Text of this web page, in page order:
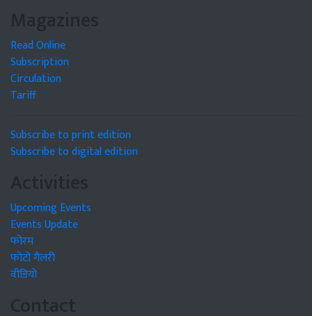
Magazines
Read Online
Subscription
Circulation
Tariff
Subscribe to print edition
Subscribe to digital edition
Activities
Upcoming Events
Events Update
फोरम
फोटो गैलरी
वीडियो
Contact